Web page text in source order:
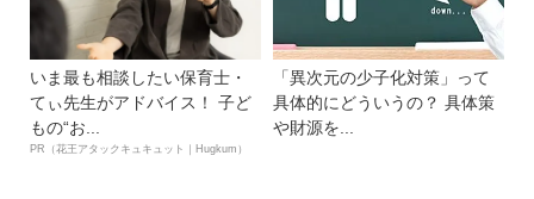
いま最も相談したい保育士・
てぃ先生がアドバイス！ 子ど
もの“お...
PR（花王アタックキュキュット｜Hugkum）
「異次元の少子化対策」って
具体的にどういうの？ 具体策
や財源を...